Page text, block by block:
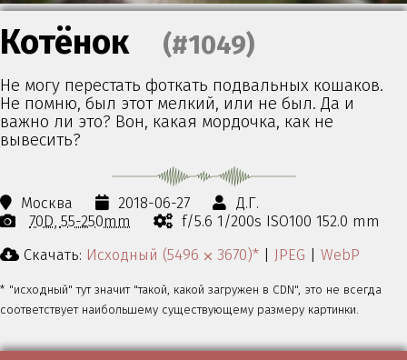
Котёнок (#1049)
Не могу перестать фоткать подвальных кошаков.
Не помню, был этот мелкий, или не был. Да и
важно ли это? Вон, какая мордочка, как не
вывесить?
Москва 2018-06-27
Д.Г.
70D 55-250mm
f/5.6 1/200s ISO100 152.0 mm
Скачать: Исходный (5496 ⨉ 3670)* | JPEG | WebP
* "исходный" тут значит "такой, какой загружен в CDN", это не всегда
соответствует наибольшему существующему размеру картинки.